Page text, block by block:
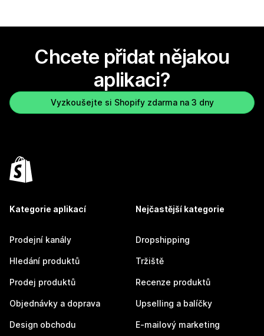
Chcete přidat nějakou
aplikaci?
Vyzkoušejte si Shopify zdarma na 3 dny
Kategorie aplikací
Prodejní kanály
Hledání produktů
Prodej produktů
Objednávky a doprava
Design obchodu
Nejčastější kategorie
Dropshipping
Tržiště
Recenze produktů
Upselling a balíčky
E-mailový marketing